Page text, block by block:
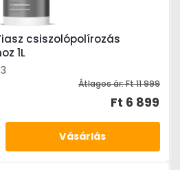
csiszolópolírozás
1L
Átlagos ár:Ft 11 999
Ft 6 899